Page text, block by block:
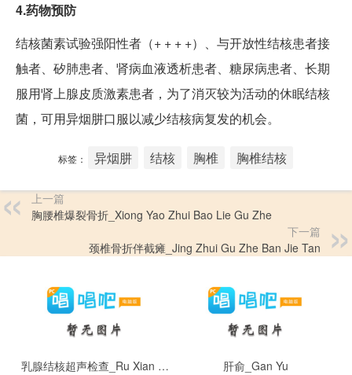
4.药物预防
结核菌素试验强阳性者（+ + + +）、与开放性结核患者接
触者、矽肺患者、肾病血液透析患者、糖尿病患者、长期
服用肾上腺皮质激素患者，为了消灭较为活动的休眠结核
菌，可用异烟肼口服以减少结核病复发的机会。
标签： 异烟肼 结核 胸椎 胸椎结核
上一篇
胸腰椎爆裂骨折_Xiong Yao Zhui Bao Lie Gu Zhe
下一篇
颈椎骨折伴截瘫_Jing Zhui Gu Zhe Ban Jie Tan
乳腺结核超声检查_Ru Xian Jie He Chao Sheng Jian Cha 肝俞_Gan Yu